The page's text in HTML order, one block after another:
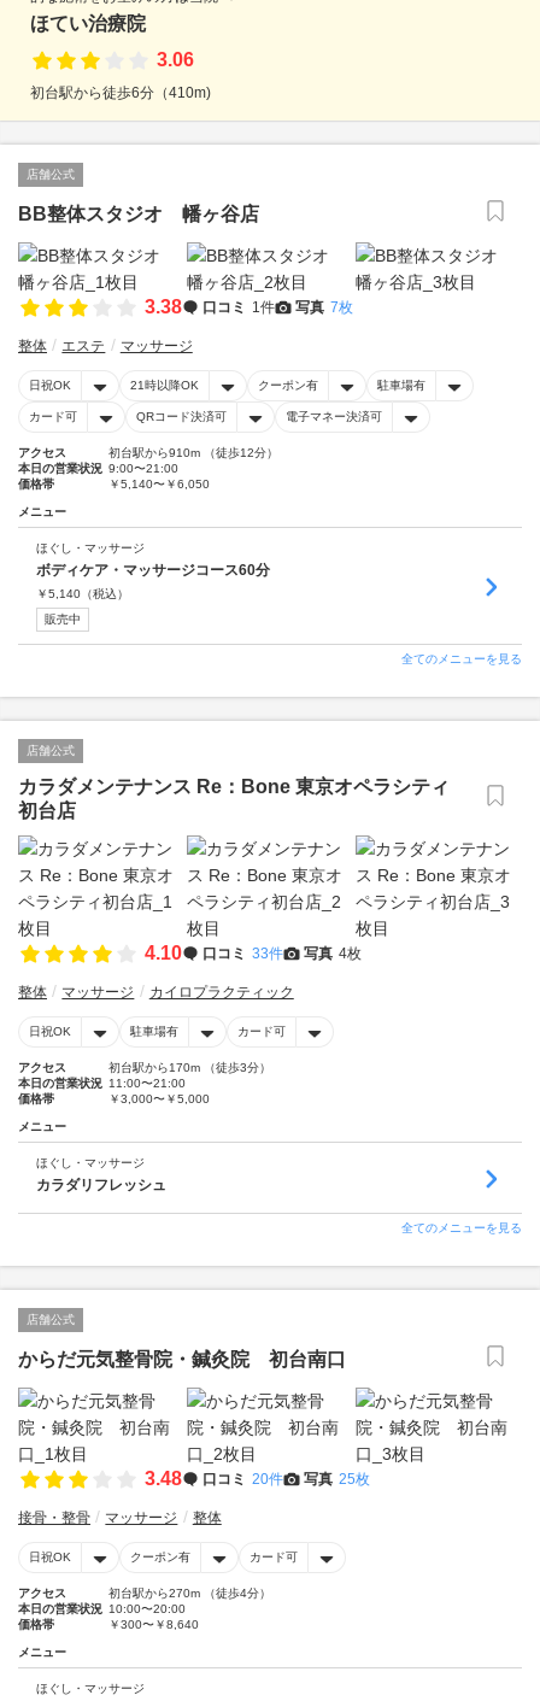
ほてい治療院
3.06
初台駅から徒歩6分（410m)
店舗公式
BB整体スタジオ 幡ヶ谷店
3.38 口コミ 1件 写真 7枚
整体 エステ マッサージ
日祝OK 21時以降OK クーポン有 駐車場有
カード可 QRコード決済可 電子マネー決済可
アクセス
初台駅から910m （徒歩12分）
本日の営業状況 9:00〜21:00
価格帯
￥5,140〜￥6,050
メニュー
ほぐし・マッサージ
ボディケア・マッサージコース60分
￥5,140 （税込）
販売中
全てのメニューを見る
店舗公式
カラダメンテナンス Re：Bone 東京オペラシティ
初台店
4.10 口コミ 33件 写真 4枚
整体 マッサージ カイロプラクティック
日祝OK 駐車場有 カード可
アクセス
初台駅から170m （徒歩3分）
本日の営業状況 11:00〜21:00
価格帯
￥3,000〜￥5,000
メニュー
ほぐし・マッサージ
カラダリフレッシュ
全てのメニューを見る
店舗公式
からだ元気整骨院・鍼灸院 初台南口
3.48 口コミ 20件 写真 25枚
接骨・整骨 マッサージ 整体
日祝OK クーポン有 カード可
アクセス
初台駅から270m （徒歩4分）
本日の営業状況 10:00〜20:00
価格帯
￥300〜￥8,640
メニュー
ほぐし・マッサージ